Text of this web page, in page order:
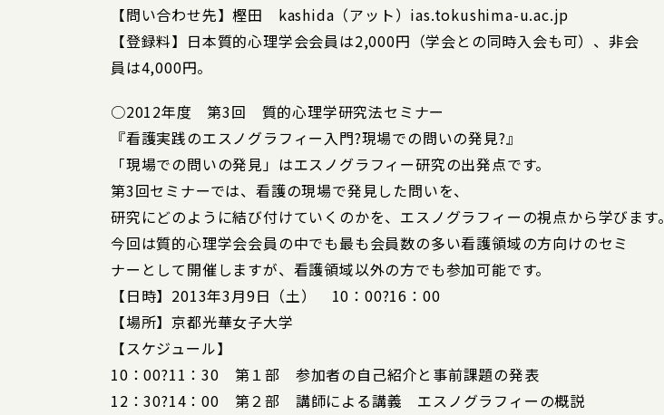
【問い合わせ先】樫田 kashida（アット）ias.tokushima-u.ac.jp
【登録料】日本質的心理学会会員は2,000円（学会との同時入会も可）、非会
員は4,000円。
○2012年度 第3回 質的心理学研究法セミナー
『看護実践のエスノグラフィー入門?現場での問いの発見?』
「現場での問いの発見」はエスノグラフィー研究の出発点です。
第3回セミナーでは、看護の現場で発見した問いを、
研究にどのように結び付けていくのかを、エスノグラフィーの視点から学びます。
今回は質的心理学会会員の中でも最も会員数の多い看護領域の方向けのセミ
ナーとして開催しますが、看護領域以外の方でも参加可能です。
【日時】2013年3月9日（土） 10：00?16：00
【場所】京都光華女子大学
【スケジュール】
10：00?11：30 第１部 参加者の自己紹介と事前課題の発表
12：30?14：00 第２部 講師による講義 エスノグラフィーの概説